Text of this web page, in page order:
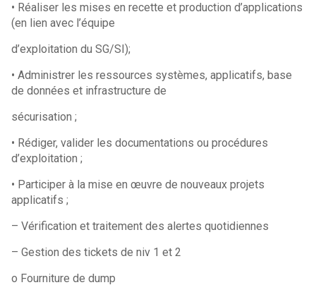
• Réaliser les mises en recette et production d’applications
(en lien avec l’équipe
d’exploitation du SG/SI);
• Administrer les ressources systèmes, applicatifs, base
de données et infrastructure de
sécurisation ;
• Rédiger, valider les documentations ou procédures
d’exploitation ;
• Participer à la mise en œuvre de nouveaux projets
applicatifs ;
– Vérification et traitement des alertes quotidiennes
– Gestion des tickets de niv 1 et 2
o Fourniture de dump